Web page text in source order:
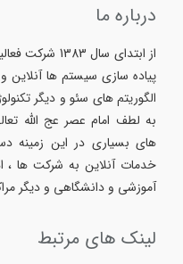
درباره ما
از ابتدای
پیاده سازی سیستم ها
الگوریتم های سئو و دیگر
به لطف امام عصر عج الله
های بسیاری در این زمینه
خدمات آنلاین به شرکت ها
آموزشی و دانشگاهی و دیگر
لینک های مرتبط